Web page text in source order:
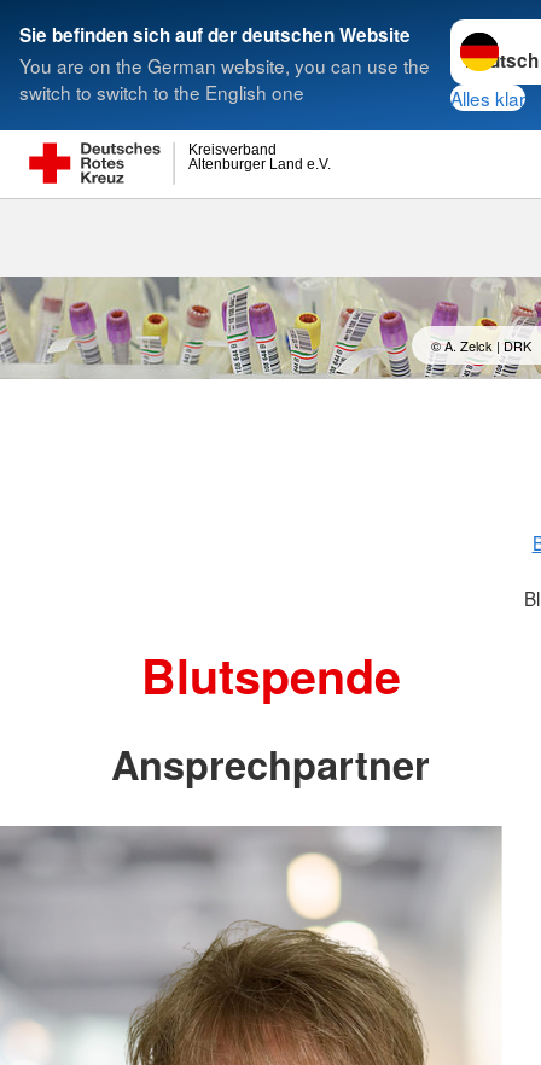
Sie befinden sich auf der deutschen Website
You are on the German website, you can use the
switch to switch to the English one
Sprache
Alles klar
Altenburger Land e.V.
Kreisverband
Suche
© A. Zelck | DRK
Blutspende
Ansprechpartner